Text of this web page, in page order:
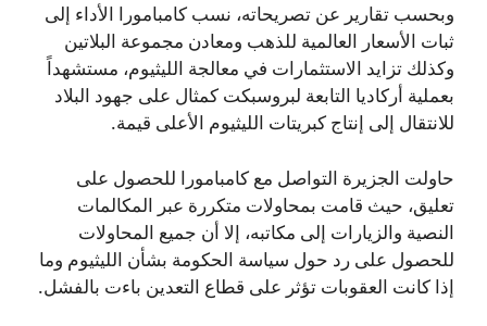
وبحسب تقارير عن تصريحاته، نسب كامبامورا الأداء إلى
ثبات الأسعار العالمية للذهب ومعادن مجموعة البلاتين
وكذلك تزايد الاستثمارات في معالجة الليثيوم، مستشهداً
بعملية أركاديا التابعة لبروسبكت كمثال على جهود البلاد
للانتقال إلى إنتاج كبريتات الليثيوم الأعلى قيمة.
حاولت الجزيرة التواصل مع كامبامورا للحصول على
تعليق، حيث قامت بمحاولات متكررة عبر المكالمات
النصية والزيارات إلى مكاتبه، إلا أن جميع المحاولات
للحصول على رد حول سياسة الحكومة بشأن الليثيوم وما
إذا كانت العقوبات تؤثر على قطاع التعدين باءت بالفشل.